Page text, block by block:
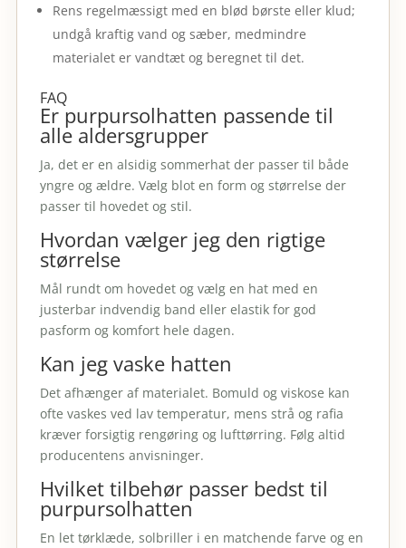
Rens regelmæssigt med en blød børste eller klud;
undgå kraftig vand og sæber, medmindre
materialet er vandtæt og beregnet til det.
FAQ
Er purpursolhatten passende til
alle aldersgrupper
Ja, det er en alsidig sommerhat der passer til både
yngre og ældre. Vælg blot en form og størrelse der
passer til hovedet og stil.
Hvordan vælger jeg den rigtige
størrelse
Mål rundt om hovedet og vælg en hat med en
justerbar indvendig band eller elastik for god
pasform og komfort hele dagen.
Kan jeg vaske hatten
Det afhænger af materialet. Bomuld og viskose kan
ofte vaskes ved lav temperatur, mens strå og rafia
kræver forsigtig rengøring og lufttørring. Følg altid
producentens anvisninger.
Hvilket tilbehør passer bedst til
purpursolhatten
En let tørklæde, solbriller i en matchende farve og en